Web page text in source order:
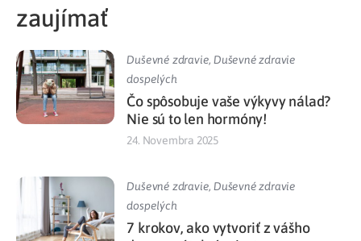
zaujímať
Duševné zdravie,Duševné zdravie
dospelých
Čo spôsobuje vaše výkyvy nálad?
Nie sú to len hormóny!
24. Novembra 2025
Duševné zdravie,Duševné zdravie
dospelých
7 krokov, ako vytvoriť z vášho